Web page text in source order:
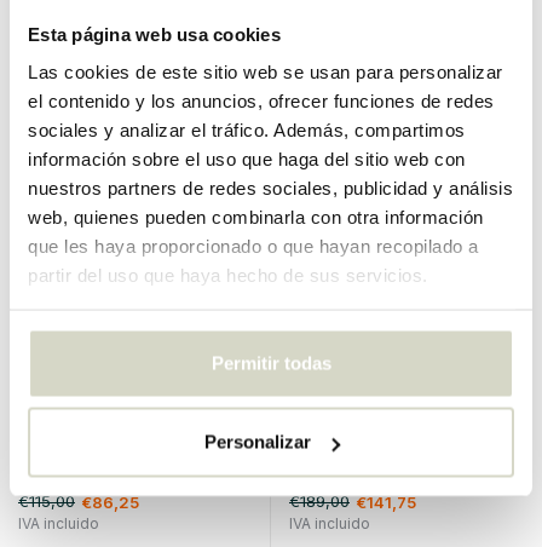
Esta página web usa cookies
Las cookies de este sitio web se usan para personalizar
el contenido y los anuncios, ofrecer funciones de redes
sociales y analizar el tráfico. Además, compartimos
información sobre el uso que haga del sitio web con
nuestros partners de redes sociales, publicidad y análisis
web, quienes pueden combinarla con otra información
que les haya proporcionado o que hayan recopilado a
partir del uso que haya hecho de sus servicios.
Permitir todas
Personalizar
IVA incluido
• En stock • En stock
SALE 25%
€115,00 €86,25
IVA incluido
SALE 25%
cocina pipi
€189,00 €141,75
IVA incluido